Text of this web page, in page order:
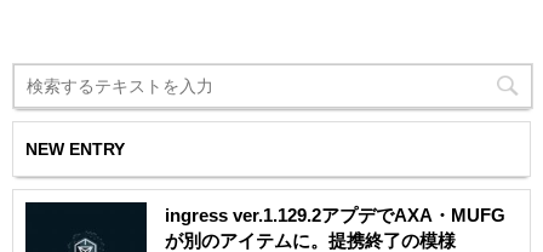
NEW ENTRY
ingress ver.1.129.2アプデでAXA・MUFG
が別のアイテムに。提携終了の模様